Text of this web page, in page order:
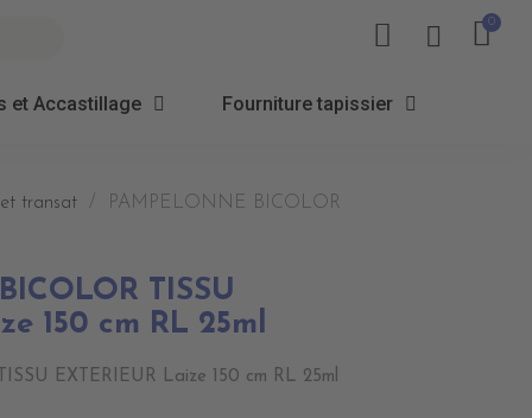
et Accastillage Fourniture tapissier
transat
PAMPELONNE BICOLOR
TISSU
150 cm RL 25ml
EXTERIEUR Laize 150 cm RL 25ml